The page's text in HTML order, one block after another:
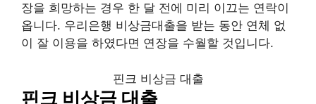
장을 희망하는 경우 한 달 전에 미리 이끄는 연락이
옵니다. 우리은행 비상금대출을 받는 동안 연체 없
이 잘 이용을 하였다면 연장을 수월할 것입니다.
핀크 비상금 대출
핀크 비상금 대출